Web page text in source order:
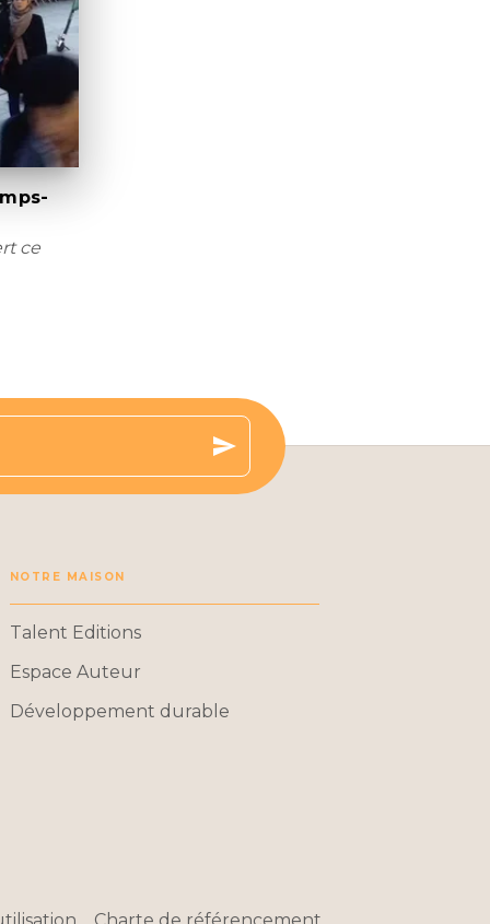
ce
send
NOTRE MAISON
Talent Editions
Espace Auteur
Développement durable